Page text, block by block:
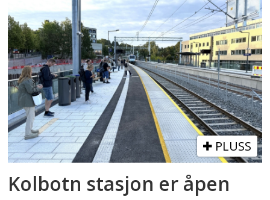
PLUSS
Kolbotn stasjon er åpen